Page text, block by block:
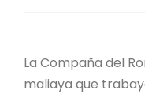
La Compaña del
maliaya que